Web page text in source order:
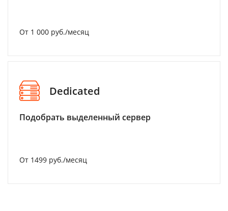
От 1 000 руб./месяц
Dedicated
Подобрать выделенный сервер
От 1499 руб./месяц